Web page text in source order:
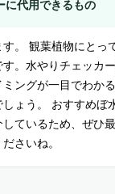
に代用できるもの
。 観葉植物にとっ
。水やりチェッカ
ングが一目でわか
ょう。 おすすめぼ
ているため、ぜひ
さいね。